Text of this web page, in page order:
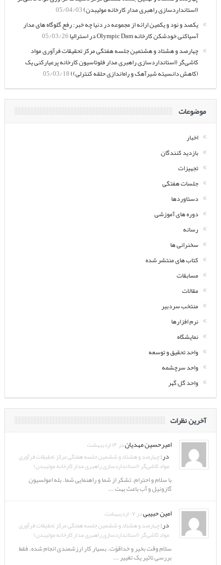
(استانداردسازی راهبری مدار کارخانه مولیبدن)05/04/03
یکصد و نود و یکمین ارائه از مجموعه در دنیا چه خبر: رفع گلوگاه های مدار
آسیاکنی خودشکن کارخانه Olympic Dam در استرالیا
05/03/26
چهارصد و هشتاد و هشتمین جلسه هفتگی مرکز تحقیقات فرآوری مواد
کاشی‌گر (استانداردسازی راهبری مدار فلوتاسیون کارخانه پرعیارکنی یک
(کاهش دانسیته شیرآهک و راه‌اندازی حلقه کنترلی))05/03/18
موضوعات
اخبار
بازدید کنندگان
تجهیزات
جلسات هفتگی
دستاوردها
دوره های آموزشی
رسانه
سخنرانی ها
کتاب های منتشر شده
مسابقات
مقالات
منتخب سردبیر
نرم افزارها
نمایشگاه
واحد تحقیق و توسعه
واحد سرچشمه
واحد گل گهر
آخرین نظرات
امیرحسین مهدیاندر ۱۴ اردیبهشت
در:چهارصد و هشتاد و ششمین جلسه هفتگی مرکز تحقیقات فرآوری
مواد کاشی‌گر (استانداردسازی راهبری مدار کارخانه مولیبدن)
با سلام و احترام. تشکر از شما و راهنمایی شما. بله امولسیون
گازوئیل و آب باعث بهت ...
امین حبیبیدر ۰۷ اردیبهشت
در:چهارصد و هشتاد و ششمین جلسه هفتگی مرکز تحقیقات فرآوری
مواد کاشی‌گر (استانداردسازی راهبری مدار کارخانه مولیبدن)
سلام وقت بخیر و خداقوّت. بسیار کار ارزشمندی انجام شده. فقط
بررسی تاثیر یک تغییر ...